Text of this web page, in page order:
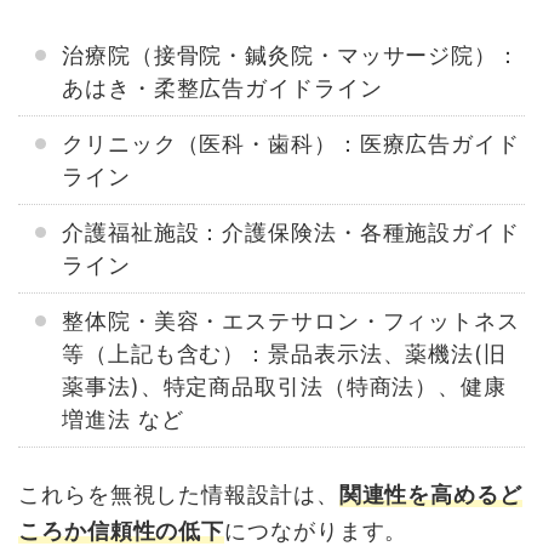
治療院（接骨院・鍼灸院・マッサージ院）：
あはき・柔整広告ガイドライン
クリニック（医科・歯科）：医療広告ガイド
ライン
介護福祉施設：介護保険法・各種施設ガイド
ライン
整体院・美容・エステサロン・フィットネス
等（上記も含む）：景品表示法、薬機法(旧
薬事法)、特定商品取引法（特商法）、健康
増進法 など
これらを無視した情報設計は、 関連性を高めるど
ころか信頼性の低下につながります。